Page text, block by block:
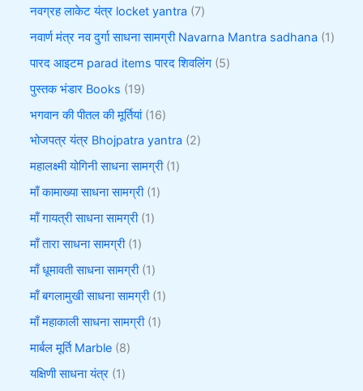
नवग्रह लाकेट यंत्र locket yantra 7
नवार्ण मंत्र नव दुर्गा साधना सामग्री Navarna Mantra sadhana 1
पारद आइटम parad items पारद शिवलिंग 5
पुस्तक भंडार Books 19
भगवान की पीतल की मूर्तियां 16
भोजपत्र यंत्र Bhojpatra yantra 2
महालक्ष्मी योगिनी साधना सामग्री 1
माँ कामाख्या साधना सामग्री 1
माँ गायत्री साधना सामग्री 1
माँ तारा साधना सामग्री 1
माँ धूमावती साधना सामग्री 1
माँ बगलामुखी साधना सामग्री 1
माँ महाकाली साधना सामग्री 1
मार्बल मूर्ति Marble 8
यक्षिणी साधना यंत्र 1